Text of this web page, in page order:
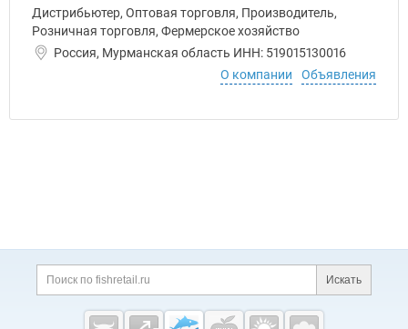
Дистрибьютер, Оптовая торговля, Производитель,
Розничная торговля, Фермерское хозяйство
Россия, Мурманская область ИНН: 519015130016
О компании
Объявления
Дополнительная информация
Поиск по сайту и
Искать
Cсылки на полезные проекты